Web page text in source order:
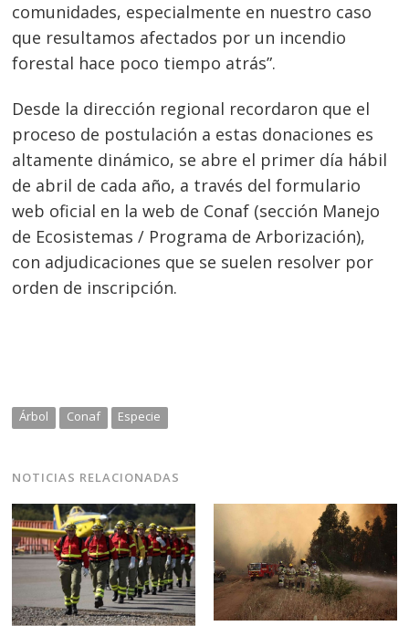
comunidades, especialmente en nuestro caso
que resultamos afectados por un incendio
forestal hace poco tiempo atrás”.
Desde la dirección regional recordaron que el
proceso de postulación a estas donaciones es
altamente dinámico, se abre el primer día hábil
de abril de cada año, a través del formulario
web oficial en la web de Conaf (sección Manejo
de Ecosistemas / Programa de Arborización),
con adjudicaciones que se suelen resolver por
orden de inscripción.
Árbol Conaf Especie
NOTICIAS RELACIONADAS